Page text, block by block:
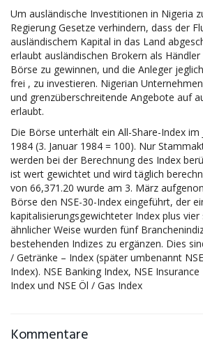
Um ausländische Investitionen in Nigeria
Regierung Gesetze verhindern, dass der
ausländischem Kapital in das Land
erlaubt ausländischen Brokern als
Börse zu gewinnen, und die Anleger
frei , zu investieren. Nigerian
und grenzüberschreitende Angebote auf
erlaubt.
Die Börse unterhält ein All-Share-Index
1984 (3. Januar 1984 = 100). Nur
werden bei der Berechnung des Index
ist wert gewichtet und wird täglich
von 66,371.20 wurde am 3. März
Börse den NSE-30-Index eingeführt, der
kapitalisierungsgewichteter Index plus vier
ähnlicher Weise wurden fünf
bestehenden Indizes zu ergänzen. Dies
/ Getränke – Index (später umbenannt
Index). NSE Banking Index, NSE
Index und NSE Öl / Gas Index
Kommentare